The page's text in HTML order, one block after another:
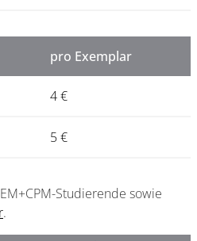
pro Exemplar
4 €
5 €
Studierende sowie
.